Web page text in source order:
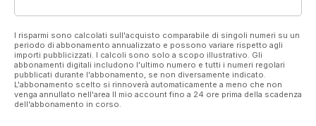
I risparmi sono calcolati sull'acquisto comparabile di singoli numeri su un
periodo di abbonamento annualizzato e possono variare rispetto agli
importi pubblicizzati. I calcoli sono solo a scopo illustrativo. Gli
abbonamenti digitali includono l'ultimo numero e tutti i numeri regolari
pubblicati durante l'abbonamento, se non diversamente indicato.
L'abbonamento scelto si rinnoverà automaticamente a meno che non
venga annullato nell'area Il mio account fino a 24 ore prima della scadenza
dell'abbonamento in corso.